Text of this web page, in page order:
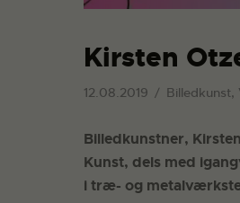
Kirsten
12.08.2019 Billedkunst,
Billedkunstner,
Kunst, dels med
i træ- og